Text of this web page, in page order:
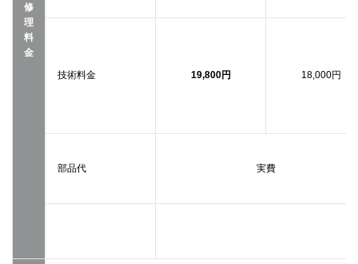
修
理
料
金
技術料金 19,800円 18,000円
部品代 実費